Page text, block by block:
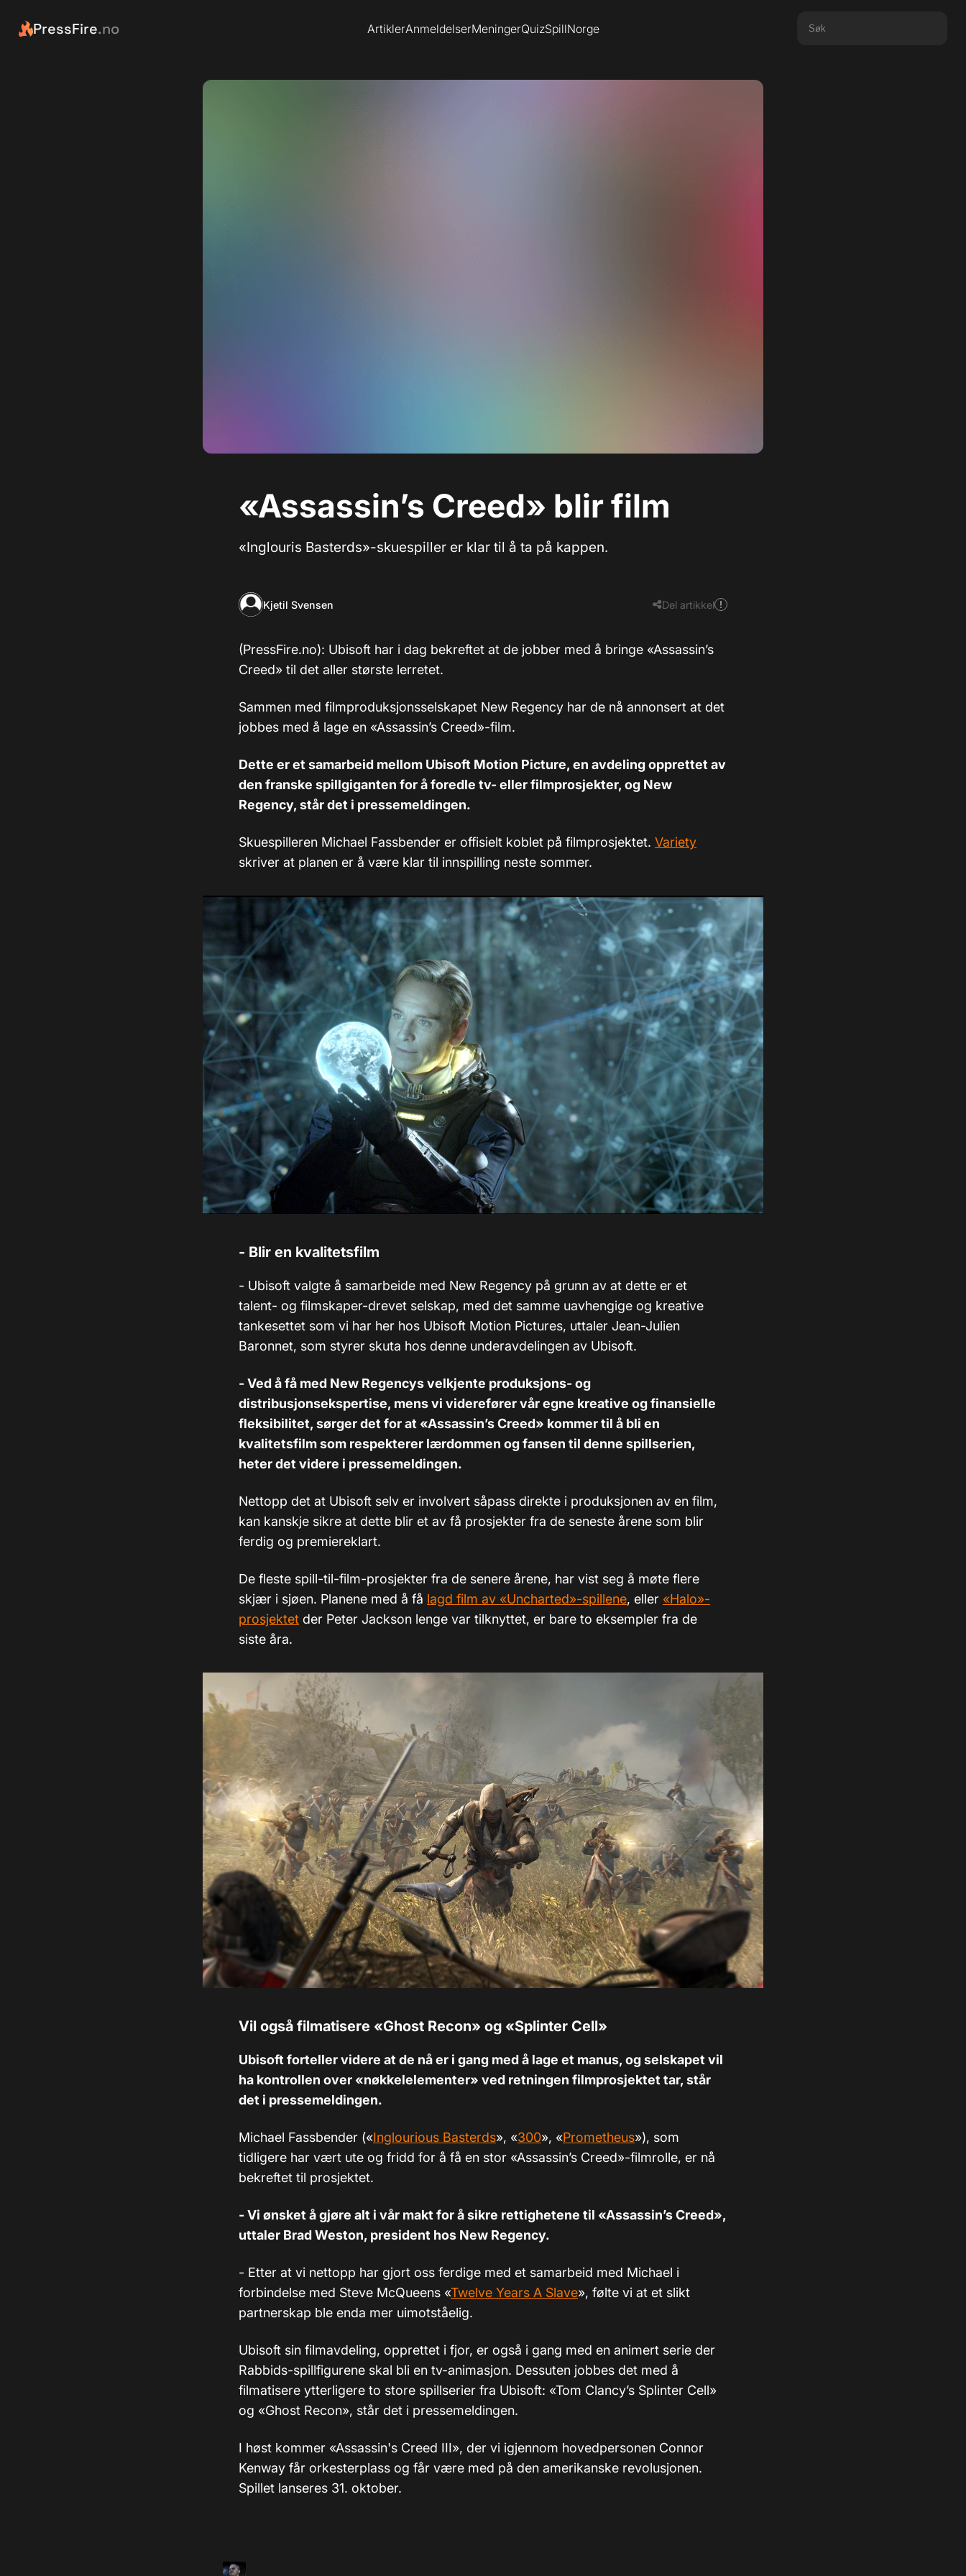
PressFire.no ArtiklerAnmeldelserMeningerQuizSpillNorge
«Assassin’s Creed» blir film
«Inglouris Basterds»-skuespiller er klar til å ta på kappen.
Kjetil Svensen Del artikkel
(PressFire.no): Ubisoft har i dag bekreftet at de jobber med å bringe «Assassin’s
Creed» til det aller største lerretet.
Sammen med filmproduksjonsselskapet New Regency har de nå annonsert at det
jobbes med å lage en «Assassin’s Creed»-film.
Dette er et samarbeid mellom Ubisoft Motion Picture, en avdeling opprettet av
den franske spillgiganten for å foredle tv- eller filmprosjekter, og New
Regency, står det i pressemeldingen.
Skuespilleren Michael Fassbender er offisielt koblet på filmprosjektet. Variety
skriver at planen er å være klar til innspilling neste sommer.
- Blir en kvalitetsfilm
- Ubisoft valgte å samarbeide med New Regency på grunn av at dette er et
talent- og filmskaper-drevet selskap, med det samme uavhengige og kreative
tankesettet som vi har her hos Ubisoft Motion Pictures, uttaler Jean-Julien
Baronnet, som styrer skuta hos denne underavdelingen av Ubisoft.
- Ved å få med New Regencys velkjente produksjons- og
distribusjonsekspertise, mens vi viderefører vår egne kreative og finansielle
fleksibilitet, sørger det for at «Assassin’s Creed» kommer til å bli en
kvalitetsfilm som respekterer lærdommen og fansen til denne spillserien,
heter det videre i pressemeldingen.
Nettopp det at Ubisoft selv er involvert såpass direkte i produksjonen av en film,
kan kanskje sikre at dette blir et av få prosjekter fra de seneste årene som blir
ferdig og premiereklart.
De fleste spill-til-film-prosjekter fra de senere årene, har vist seg å møte flere
skjær i sjøen. Planene med å få lagd film av «Uncharted»-spillene, eller «Halo»-
prosjektet der Peter Jackson lenge var tilknyttet, er bare to eksempler fra de
siste åra.
Vil også filmatisere «Ghost Recon» og «Splinter Cell»
Ubisoft forteller videre at de nå er i gang med å lage et manus, og selskapet vil
ha kontrollen over «nøkkelelementer» ved retningen filmprosjektet tar, står
det i pressemeldingen.
Michael Fassbender («Inglourious Basterds», «300», «Prometheus»), som
tidligere har vært ute og fridd for å få en stor «Assassin’s Creed»-filmrolle, er nå
bekreftet til prosjektet.
- Vi ønsket å gjøre alt i vår makt for å sikre rettighetene til «Assassin’s Creed»,
uttaler Brad Weston, president hos New Regency.
- Etter at vi nettopp har gjort oss ferdige med et samarbeid med Michael i
forbindelse med Steve McQueens «Twelve Years A Slave», følte vi at et slikt
partnerskap ble enda mer uimotståelig.
Ubisoft sin filmavdeling, opprettet i fjor, er også i gang med en animert serie der
Rabbids-spillfigurene skal bli en tv-animasjon. Dessuten jobbes det med å
filmatisere ytterligere to store spillserier fra Ubisoft: «Tom Clancy’s Splinter Cell»
og «Ghost Recon», står det i pressemeldingen.
I høst kommer «Assassin's Creed III», der vi igjennom hovedpersonen Connor
Kenway får orkesterplass og får være med på den amerikanske revolusjonen.
Spillet lanseres 31. oktober.